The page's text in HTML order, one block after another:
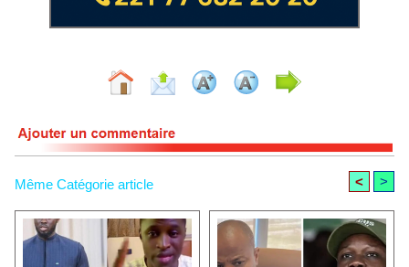
Même Catégorie article < >